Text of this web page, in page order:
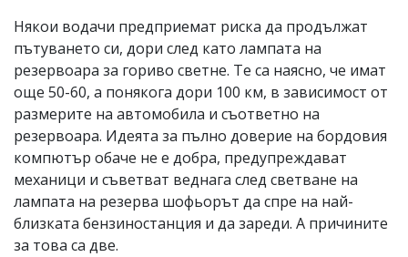
Някои водачи предприемат риска да продължат
пътуването си, дори след като лампата на
резервоара за гориво светне. Те са наясно, че имат
още 50-60, а понякога дори 100 км, в зависимост от
размерите на автомобила и съответно на
резервоара. Идеята за пълно доверие на бордовия
компютър обаче не е добра, предупреждават
механици и съветват веднага след светване на
лампата на резерва шофьорът да спре на най-
близката бензиностанция и да зареди. А причините
за това са две.